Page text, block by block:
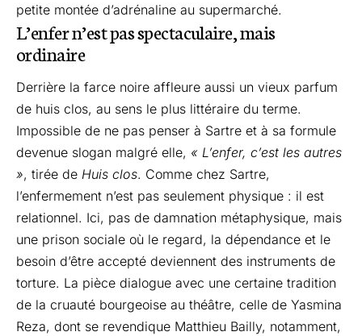
petite montée d’adrénaline au supermarché.
L’enfer n’est pas spectaculaire, mais
ordinaire
Derrière la farce noire affleure aussi un vieux parfum
de huis clos, au sens le plus littéraire du terme.
Impossible de ne pas penser à Sartre et à sa formule
devenue slogan malgré elle, « L’enfer, c’est les autres
», tirée de Huis clos. Comme chez Sartre,
l’enfermement n’est pas seulement physique : il est
relationnel. Ici, pas de damnation métaphysique, mais
une prison sociale où le regard, la dépendance et le
besoin d’être accepté deviennent des instruments de
torture. La pièce dialogue avec une certaine tradition
de la cruauté bourgeoise au théâtre, celle de Yasmina
Reza, dont se revendique Matthieu Bailly, notamment,